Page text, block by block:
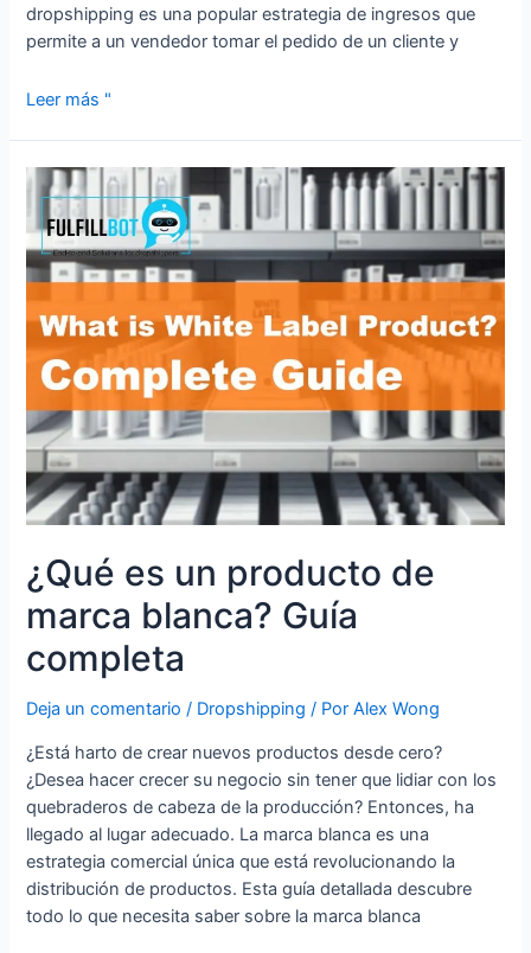
dropshipping es una popular estrategia de ingresos que
permite a un vendedor tomar el pedido de un cliente y
Leer más "
¿Qué es un producto de
marca blanca? Guía
completa
Deja un comentario / Dropshipping / PorAlex Wong
¿Está harto de crear nuevos productos desde cero?
¿Desea hacer crecer su negocio sin tener que lidiar con los
quebraderos de cabeza de la producción? Entonces, ha
llegado al lugar adecuado. La marca blanca es una
estrategia comercial única que está revolucionando la
distribución de productos. Esta guía detallada descubre
todo lo que necesita saber sobre la marca blanca